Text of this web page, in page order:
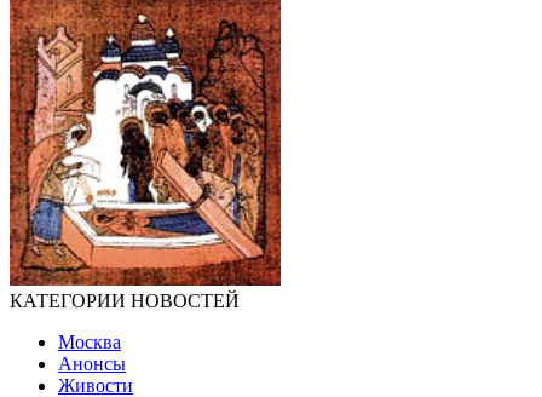
КАТЕГОРИИ НОВОСТЕЙ
Москва
Анонсы
Живости